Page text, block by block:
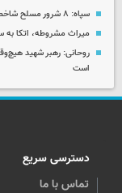
سپاه: ۸ شرور مسلح شاخص و مرتبط با گروهک‌های تروریستی دستگیر شدند
میراث مشروطه، اتکا به
روحانی: رهبر شهید
است
دسترسی سریع
تماس با ما